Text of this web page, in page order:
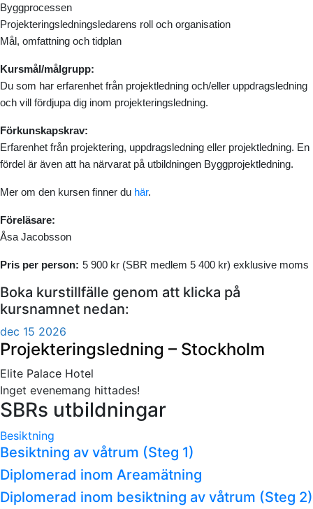
Byggprocessen
Projekteringsledningsledarens roll och organisation
Mål, omfattning och tidplan
Kursmål/målgrupp:
Du som har erfarenhet från projektledning och/eller uppdragsledning
och vill fördjupa dig inom projekteringsledning.
Förkunskapskrav:
Erfarenhet från projektering, uppdragsledning eller projektledning. En
fördel är även att ha närvarat på utbildningen Byggprojektledning.
Mer om den kursen finner du här.
Föreläsare:
Åsa Jacobsson
Pris per person: 5 900 kr (SBR medlem 5 400 kr) exklusive moms
Boka kurstillfälle genom att klicka på
kursnamnet nedan:
dec 15 2026
Projekteringsledning – Stockholm
Elite Palace Hotel
Inget evenemang hittades!
SBRs utbildningar
Besiktning
Besiktning av våtrum (Steg 1)
Diplomerad inom Areamätning
Diplomerad inom besiktning av våtrum (Steg 2)